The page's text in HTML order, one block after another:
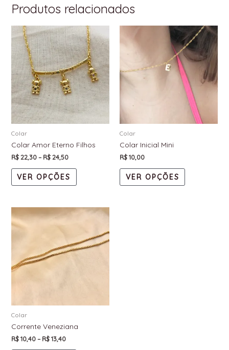
Produtos relacionados
Colar
Colar Amor Eterno Filhos
R$22,30–R$24,50
VER OPÇÕES
Colar
Colar Inicial Mini
R$10,00
VER OPÇÕES
Colar
Corrente Veneziana
R$10,40–R$13,40